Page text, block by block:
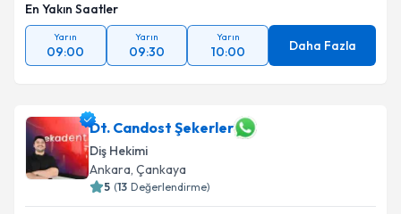
En Yakın Saatler
Yarın
09:00
Yarın
09:30
Yarın
10:00 Daha Fazla
Dt. Candost Şekerler
Diş Hekimi
Ankara, Çankaya
5 (13 Değerlendirme)